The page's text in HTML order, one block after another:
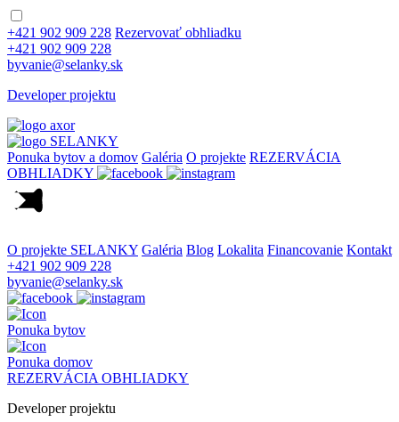
+421 902 909 228 Rezervovať obhliadku
+421 902 909 228
byvanie@selanky.sk
Developer projektu
Ponuka bytov a domov Galéria O projekte REZERVÁCIA
OBHLIADKY
O projekte SELANKY Galéria Blog Lokalita Financovanie Kontakt
+421 902 909 228
byvanie@selanky.sk
Ponuka bytov
Ponuka domov
REZERVÁCIA OBHLIADKY
Developer projektu